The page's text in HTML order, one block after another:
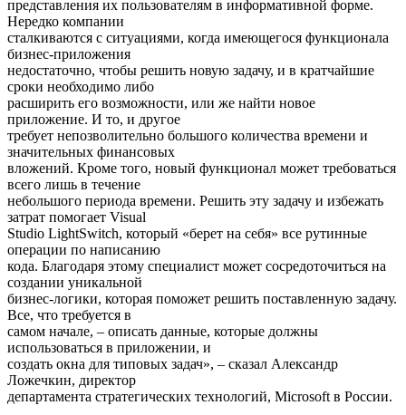
представления их пользователям в информативной форме.
Нередко компании
сталкиваются с ситуациями, когда имеющегося функционала
бизнес-приложения
недостаточно, чтобы решить новую задачу, и в кратчайшие
сроки необходимо либо
расширить его возможности, или же найти новое
приложение. И то, и другое
требует непозволительно большого количества времени и
значительных финансовых
вложений. Кроме того, новый функционал может требоваться
всего лишь в течение
небольшого периода времени. Решить эту задачу и избежать
затрат помогает Visual
Studio LightSwitch, который «берет на себя» все рутинные
операции по написанию
кода. Благодаря этому специалист может сосредоточиться на
создании уникальной
бизнес-логики, которая поможет решить поставленную задачу.
Все, что требуется в
самом начале, – описать данные, которые должны
использоваться в приложении, и
создать окна для типовых задач», – сказал Александр
Ложечкин, директор
департамента стратегических технологий, Microsoft в России.